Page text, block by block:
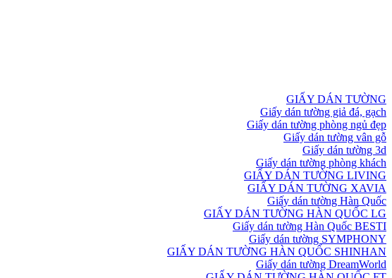
GIẤY DÁN TƯỜNG
Giấy dán tường giả đá, gạch
Giấy dán tường phòng ngủ đẹp
Giấy dán tường vân gỗ
Giấy dán tường 3d
Giấy dán tường phòng khách
GIẤY DÁN TƯỜNG LIVING
GIẤY DÁN TƯỜNG XAVIA
Giấy dán tường Hàn Quốc
GIẤY DÁN TƯỜNG HÀN QUỐC LG
Giấy dán tường Hàn Quốc BESTI
Giấy dán tường SYMPHONY
GIẤY DÁN TƯỜNG HÀN QUỐC SHINHAN
Giấy dán tường DreamWorld